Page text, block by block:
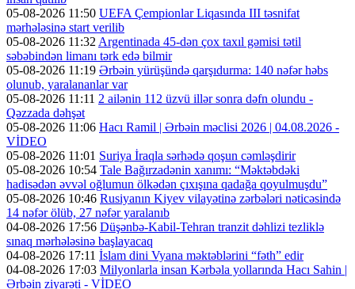
05-08-2026 11:50 UEFA Çempionlar Liqasında III təsnifat
mərhələsinə start verilib
05-08-2026 11:32 Argentinada 45-dən çox taxıl gəmisi tətil
səbəbindən limanı tərk edə bilmir
05-08-2026 11:19 Ərbəin yürüşündə qarşıdurma: 140 nəfər həbs
olunub, yaralananlar var
05-08-2026 11:11 2 ailənin 112 üzvü illər sonra dəfn olundu -
Qəzzada dəhşət
05-08-2026 11:06 Hacı Ramil | Ərbəin məclisi 2026 | 04.08.2026 -
VİDEO
05-08-2026 11:01 Suriya İraqla sərhədə qoşun cəmləşdirir
05-08-2026 10:54 Tale Bağırzadənin xanımı: “Məktəbdəki
hadisədən əvvəl oğlumun ölkədən çıxışına qadağa qoyulmuşdu”
05-08-2026 10:46 Rusiyanın Kiyev vilayətinə zərbələri nəticəsində
14 nəfər ölüb, 27 nəfər yaralanıb
04-08-2026 17:56 Düşənbə-Kabil-Tehran tranzit dəhlizi tezliklə
sınaq mərhələsinə başlayacaq
04-08-2026 17:11 İslam dini Vyana məktəblərini “fəth” edir
04-08-2026 17:03 Milyonlarla insan Kərbəla yollarında Hacı Sahin |
Ərbəin ziyarəti - VİDEO